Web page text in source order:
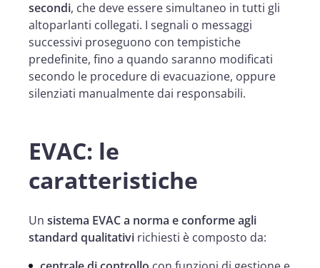
secondi, che deve essere simultaneo in tutti gli
altoparlanti collegati. I segnali o messaggi
successivi proseguono con tempistiche
predefinite, fino a quando saranno modificati
secondo le procedure di evacuazione, oppure
silenziati manualmente dai responsabili.
EVAC: le
caratteristiche
Un sistema EVACa norma e conforme agli
standard qualitativi richiesti è composto da: